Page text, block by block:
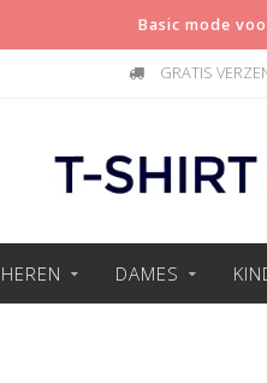
Basic mode
GRATIS
HEREN DAMES